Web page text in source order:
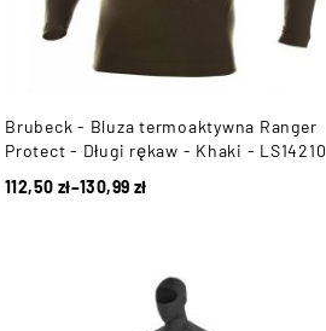
Brubeck - Bluza termoaktywna Ranger
Protect - Długi rękaw - Khaki - LS14210
112,50 zł–130,99 zł